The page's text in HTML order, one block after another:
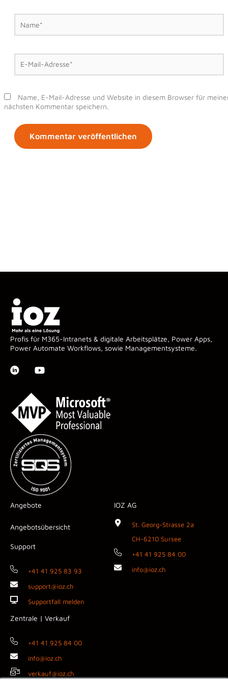
Name*
E-
Mail-
Adresse*
Name, E-Mail-Adresse und Website in diesem Browser für
nächsten Kommentar speichern.
Profis für M365-Intranets & digitale Arbeitsplätze, Power Apps,
Power Automate Workflows, sowie Managementsysteme.
Angebote
Angebotsübersicht
Support
+41 41 925 83 93
support@ioz.ch
Supportfall melden
Zentrale | Verkauf
+41 41 925 84 00
info@ioz.ch
verkauf@ioz.ch
IOZ AG
St. Georg-Strasse 2a
CH-6210 Sursee
+41 41 925 84 00
info@ioz.ch